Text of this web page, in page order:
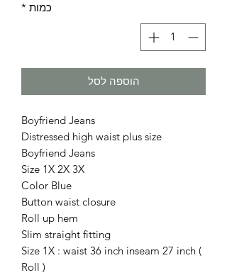
כמות *
הוספה לסל
Boyfriend Jeans
Distressed high waist plus size
Boyfriend Jeans
Size 1X 2X 3X
Color Blue
Button waist closure
Roll up hem
Slim straight fitting
Size 1X : waist 36 inch inseam 27 inch (
Roll )